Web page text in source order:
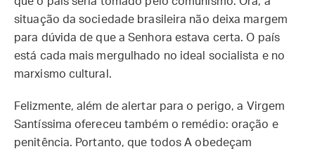
situação da sociedade brasileira não deixa margem
para dúvida de que a Senhora estava certa. O país
está cada mais mergulhado no ideal socialista e no
marxismo cultural.
Felizmente, além de alertar para o perigo, a Virgem
Santíssima ofereceu também o remédio: oração e
penitência. Portanto, que todos A obedeçam